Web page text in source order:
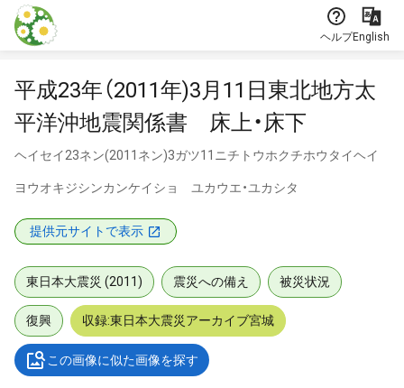
本文に飛ぶ
ヘルプEnglish
平成23年（2011年)3月11日東北地方太
平洋沖地震関係書 床上・床下
ヘイセイ23ネン(2011ネン)3ガツ11ニチトウホクチホウタイヘイ
ヨウオキジシンカンケイショ ユカウエ・ユカシタ
提供元サイトで表示
東日本大震災 (2011) 震災への備え 被災状況
復興 収録:東日本大震災アーカイブ宮城
この画像に似た画像を探す